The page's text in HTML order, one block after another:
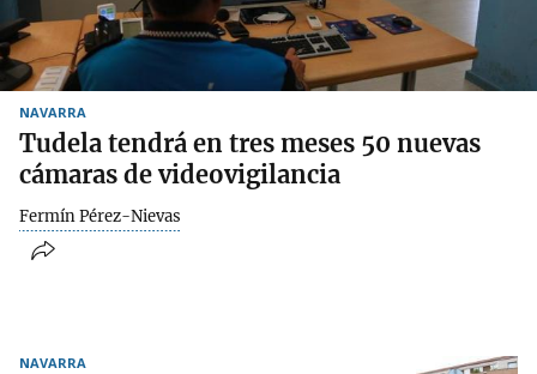
NAVARRA
Tudela tendrá en tres meses 50 nuevas
cámaras de videovigilancia
Fermín Pérez-Nievas
NAVARRA